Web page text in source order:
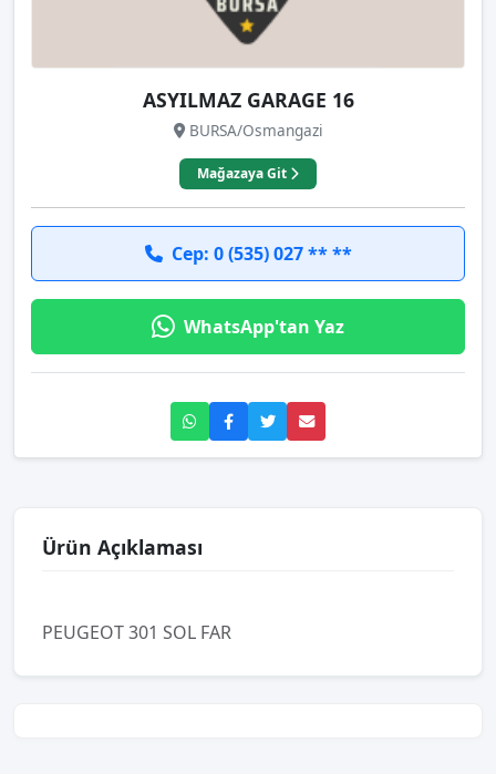
ASYILMAZ GARAGE 16
BURSA/Osmangazi
Mağazaya Git
Cep: 0 (535) 027 ** **
WhatsApp'tan Yaz
Ürün Açıklaması
PEUGEOT 301 SOL FAR